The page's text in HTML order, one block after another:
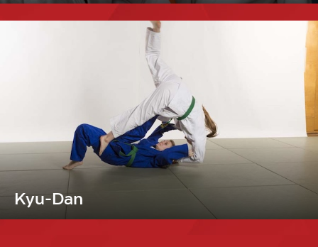
Kyu-Dan